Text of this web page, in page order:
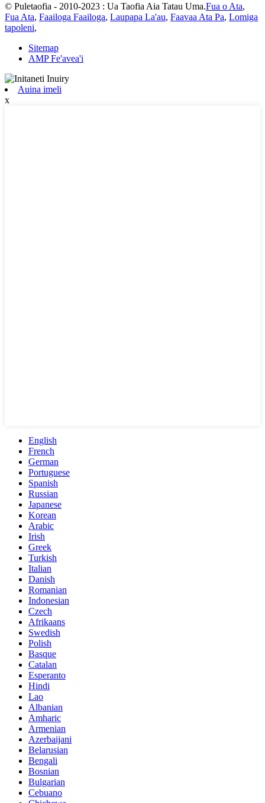
© Puletaofia - 2010-2023 : Ua Taofia Aia Tatau Uma.Fua o Ata,
Fua Ata, Faailoga Faailoga, Laupapa La'au, Faavaa Ata Pa, Lomiga
tapoleni,
Sitemap
AMP Fe'avea'i
Auina imeli
x
English
French
German
Portuguese
Spanish
Russian
Japanese
Korean
Arabic
Irish
Greek
Turkish
Italian
Danish
Romanian
Indonesian
Czech
Afrikaans
Swedish
Polish
Basque
Catalan
Esperanto
Hindi
Lao
Albanian
Amharic
Armenian
Azerbaijani
Belarusian
Bengali
Bosnian
Bulgarian
Cebuano